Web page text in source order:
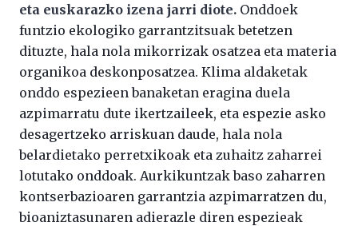
eta euskarazko izena jarri diote. Onddoek
funtzio ekologiko garrantzitsuak betetzen
dituzte, hala nola mikorrizak osatzea eta materia
organikoa deskonposatzea. Klima aldaketak
onddo espezieen banaketan eragina duela
azpimarratu dute ikertzaileek, eta espezie asko
desagertzeko arriskuan daude, hala nola
belardietako perretxikoak eta zuhaitz zaharrei
lotutako onddoak. Aurkikuntzak baso zaharren
kontserbazioaren garrantzia azpimarratzen du,
bioaniztasunaren adierazle diren espezieak